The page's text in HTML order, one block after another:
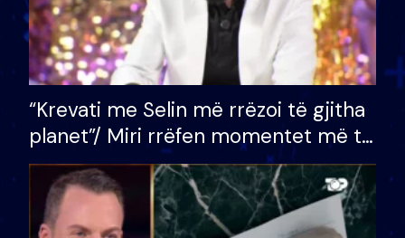
“Krevati me Selin më rrëzoi të gjitha
planet”/ Miri rrëfen momentet më të
bukura në shtëpinë e BB VIP: Do më
mungojë zilja e mëngjesit kur…